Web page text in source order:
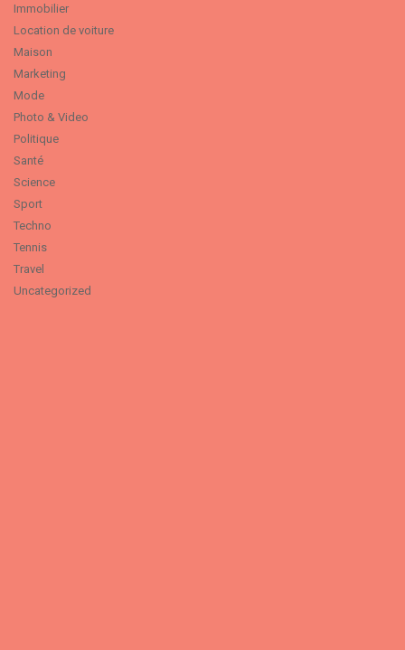
Immobilier
Location de voiture
Maison
Marketing
Mode
Photo & Video
Politique
Santé
Science
Sport
Techno
Tennis
Travel
Uncategorized